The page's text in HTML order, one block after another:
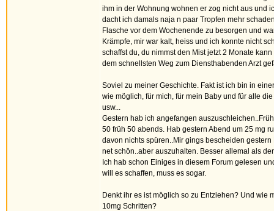
ihm in der Wohnung wohnen er zog nicht aus und
dacht ich damals naja n paar Tropfen mehr
Flasche vor dem Wochenende zu besorgen und
Krämpfe, mir war kalt, heiss und ich konnte nicht
schaffst du, du nimmst den Mist jetzt 2 Monate
dem schnellsten Weg zum Diensthabenden Arzt
Soviel zu meiner Geschichte. Fakt ist ich bin in
wie möglich, für mich, für mein Baby und für alle
usw...
Gestern hab ich angefangen
50 früh 50 abends. Hab gestern Abend um 25 mg
davon nichts spüren..Mir gings bescheiden
net schön..aber auszuhalten. Besser allemal als
Ich hab schon Einiges in diesem Forum gelesen
will es schaffen, muss es sogar.
Denkt ihr es ist möglich so zu Entziehen? Und wie
10mg Schritten?